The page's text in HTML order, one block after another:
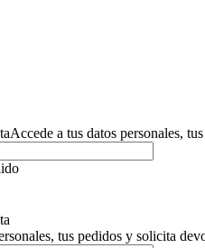
Accede a tus datos personales,
tus pedidos y solicita